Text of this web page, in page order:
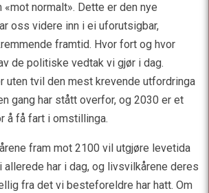
normalt». Dette er den nye
oss videre inn i ei uforutsigbar,
framtid. Hvor fort og hvor
de politiske vedtak vi gjør i dag.
uten tvil den mest krevende utfordringa
gang har stått overfor, og 2030 er et
å få fart i omstillinga.
fram mot 2100 vil utgjøre levetida
allerede har i dag, og livsvilkårene deres
fra det vi besteforeldre har hatt. Om